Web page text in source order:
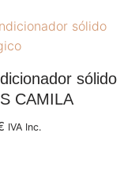
sólido
CAMILA
IVA Inc.